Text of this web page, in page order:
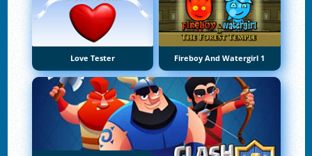
Love Tester Fireboy And Watergirl 1